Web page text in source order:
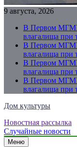
9 августа, 2026
В Первом МГМУ
влагалища при
В Первом МГМУ
влагалища при
В Первом МГМУ
влагалища при
В Первом МГМУ
влагалища при
Дом культуры
Just another WordPress
Новостная рассылка
Случайные новости
Меню